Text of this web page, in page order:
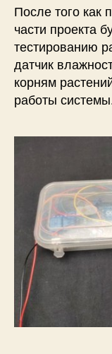
После того как
части проекта
тестированию
датчик
корням
работы